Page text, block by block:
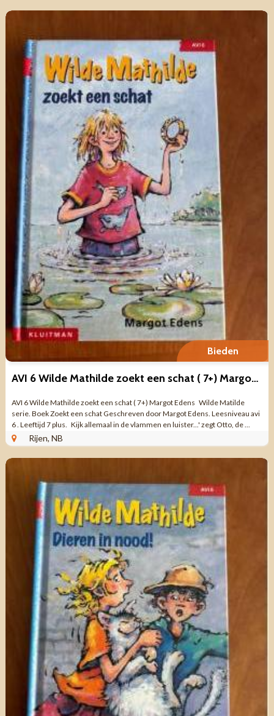
Bieden
AVI 6 Wilde Mathilde zoekt een schat ( 7+) Margot Edens
AVI 6 Wilde Mathilde zoekt een schat ( 7+) Margot Edens Wilde Matilde
serie. Boek Zoekt een schat Geschreven door Margot Edens. Leesniveau avi
6 . Leeftijd 7 plus. Kijk allemaal in de vlammen en luister...' zegt Otto, de ...
Rijen, NB